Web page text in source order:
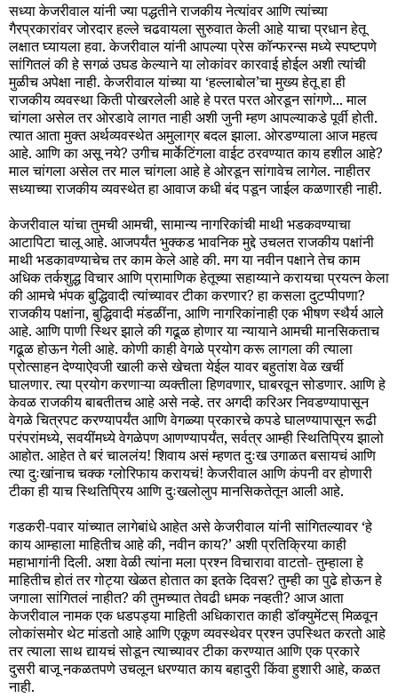
सध्या केजरीवाल यांनी ज्या पद्धतीने राजकीय नेत्यांवर आणि त्यांच्या
गैरप्रकारांवर जोरदार हल्ले चढवायला सुरुवात केली आहे याचा प्रधान हेतू
लक्षात घ्यायला हवा. केजरीवाल यांनी आपल्या प्रेस कॉन्फरन्स मध्ये स्पष्टपणे
सांगितलं की हे सगळं उघड केल्याने या लोकांवर कारवाई होईल अशी त्यांची
मुळीच अपेक्षा नाही. केजरीवाल यांच्या या ‘हल्लाबोल’चा मुख्य हेतू हा ही
राजकीय व्यवस्था किती पोखरलेली आहे हे परत परत ओरडून सांगणे... माल
चांगला असेल तर ओरडावे लागत नाही अशी जुनी म्हण आपल्याकडे पूर्वी होती.
त्यात आता मुक्त अर्थव्यवस्थेत अमुलाग्र बदल झाला. ओरडण्याला आज महत्व
आहे. आणि का असू नये? उगीच मार्केटिंगला वाईट ठरवण्यात काय हशील आहे?
माल चांगला असेल तर माल चांगला आहे हे ओरडून सांगावेच लागेल. नाहीतर
सध्याच्या राजकीय व्यवस्थेत हा आवाज कधी बंद पडून जाईल कळणारही नाही.
केजरीवाल यांचा तुमची आमची, सामान्य नागरिकांची माथी भडकवण्याचा
आटापिटा चालू आहे. आजपर्यंत भुक्कड भावनिक मुद्दे उचलत राजकीय पक्षांनी
माथी भडकावण्याचेच तर काम केले आहे की. मग या नवीन पक्षाने तेच काम
अधिक तर्कशुद्ध विचार आणि प्रामाणिक हेतूच्या सहाय्याने करायचा प्रयत्न केला
की आमचे भंपक बुद्धिवादी त्यांच्यावर टीका करणार? हा कसला दुटप्पीपणा?
राजकीय पक्षांना, बुद्धिवादी मंडळींना, आणि नागरिकांनाही एक भीषण स्थैर्य आले
आहे. आणि पाणी स्थिर झाले की गढूळ होणार या न्यायाने आमची मानसिकताच
गढूळ होऊन गेली आहे. कोणी काही वेगळे प्रयोग करू लागला की त्याला
प्रोत्साहन देण्याऐवजी खाली कसे खेचता येईल यावर बहुतांश वेळ खर्ची
घालणार. त्या प्रयोग करणाऱ्या व्यक्तीला हिणवणार, घाबरवून सोडणार. आणि हे
केवळ राजकीय बाबतीतच आहे असे नव्हे. तर अगदी करिअर निवडण्यापासून
वेगळे चित्रपट करण्यापर्यंत आणि वेगळ्या प्रकारचे कपडे घालण्यापासून रूढी
परंपरांमध्ये, सवयींमध्ये वेगळेपण आणण्यापर्यंत, सर्वत्र आम्ही स्थितिप्रिय झालो
आहोत. आहेत ते बरं चाललंय! शिवाय असं म्हणत दुःख उगाळत बसायचं आणि
त्या दुःखांनाच चक्क ग्लोरिफाय करायचं! केजरीवाल आणि कंपनी वर होणारी
टीका ही याच स्थितिप्रिय आणि दुःखलोलुप मानसिकतेतून आली आहे.
गडकरी-पवार यांच्यात लागेबांधे आहेत असे केजरीवाल यांनी सांगितल्यावर ‘हे
काय आम्हाला माहितीच आहे की, नवीन काय?’ अशी प्रतिक्रिया काही
महाभागांनी दिली. अशा वेळी त्यांना मला प्रश्न विचारावा वाटतो- तुम्हाला हे
माहितीच होतं तर गोट्या खेळत होतात का इतके दिवस? तुम्ही का पुढे होऊन हे
जगाला सांगितलं नाहीत? की तुमच्यात तेवढी धमक नव्हती? आज आता
केजरीवाल नामक एक धडपड्या माहिती अधिकारात काही डॉक्युमेंटस् मिळवून
लोकांसमोर थेट मांडतो आहे आणि एकूण व्यवस्थेवर प्रश्न उपस्थित करतो आहे
तर त्याला साथ द्यायचं सोडून त्याच्यावर टीका करण्यात आणि एक प्रकारे
दुसरी बाजू नकळतपणे उचलून धरण्यात काय बहादुरी किंवा हुशारी आहे, कळत
नाही.